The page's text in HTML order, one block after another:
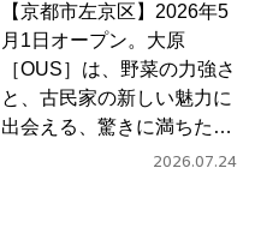
【京都市左京区】2026年5
月1日オープン。大原
［OUS］は、野菜の力強さ
と、古民家の新しい魅力に
出会える、驚きに満ちたカ
2026.07.24